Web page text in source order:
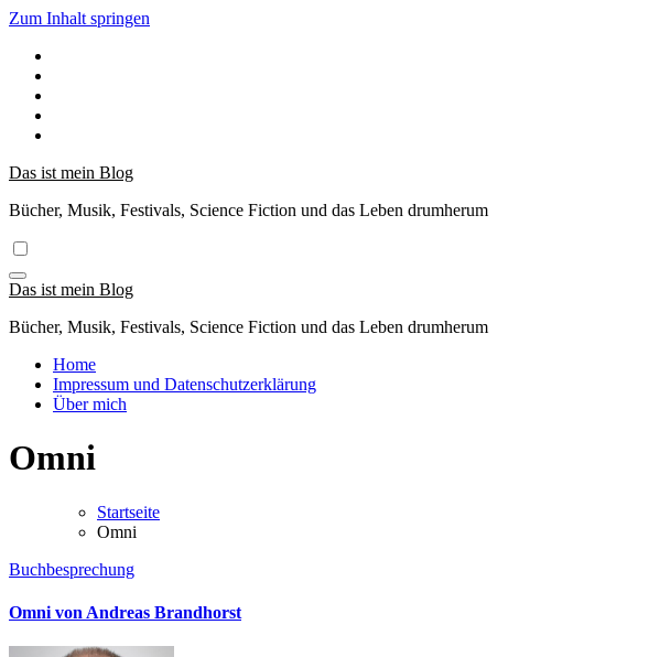
Zum Inhalt springen
Das ist mein Blog
Bücher, Musik, Festivals, Science Fiction und das Leben drumherum
Das ist mein Blog
Bücher, Musik, Festivals, Science Fiction und das Leben drumherum
Home
Impressum und Datenschutzerklärung
Über mich
Omni
Startseite
Omni
Buchbesprechung
Omni von Andreas Brandhorst